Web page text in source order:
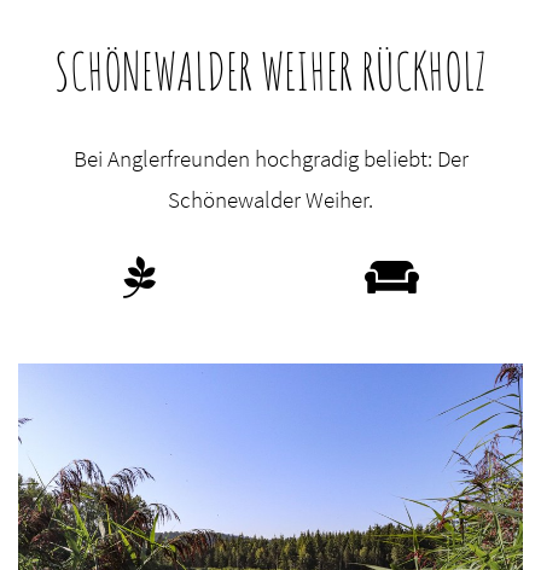
SCHÖNEWALDER WEIHER RÜCKHOLZ
Bei Anglerfreunden hochgradig beliebt: Der
Schönewalder Weiher.